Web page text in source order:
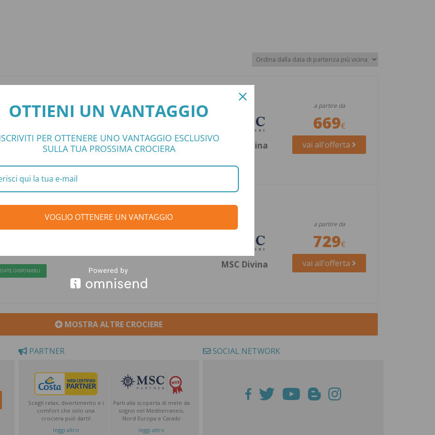
2026
Mykonos, Kusadasi, Santorini, Navigazione, Napoli,
MSC Divina
a partire da
669
vai all'offerta
DISPONIBILI
MSC Divina
a partire da
729
vai all'offerta
MOSTRA ALTRE CROCIERE
PARTNER
Scegli relax, divertimento e i
comfort che solo una
crociera può darti!
leggi altro
Parti alla scoperta di mete da
sogno nel Mediterraneo,
Nord Europa e Caraibi
leggi altro
SOCIAL NETWORK
OTTIENI UN VANTAGGIO
PER OTTENERE UNO VANTAGGIO ESCLUSIVO
SULLA TUA PROSSIMA CROCIERA
VOGLIO OTTENERE UN VANTAGGIO